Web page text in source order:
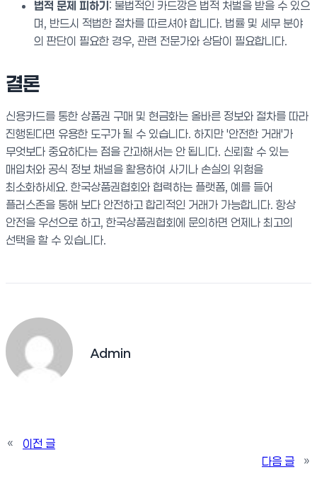
법적 문제 피하기: 불법적인 카드깡은 법적 처벌을 받을 수 있으
며, 반드시 적법한 절차를 따르셔야 합니다. 법률 및 세무 분야
의 판단이 필요한 경우, 관련 전문가와 상담이 필요합니다.
결론
신용카드를 통한 상품권 구매 및 현금화는 올바른 정보와 절차를 따라
진행된다면 유용한 도구가 될 수 있습니다. 하지만 '안전한 거래'가
무엇보다 중요하다는 점을 간과해서는 안 됩니다. 신뢰할 수 있는
매입처와 공식 정보 채널을 활용하여 사기나 손실의 위험을
최소화하세요. 한국상품권협회와 협력하는 플랫폼, 예를 들어
플러스존을 통해 보다 안전하고 합리적인 거래가 가능합니다. 항상
안전을 우선으로 하고, 한국상품권협회에 문의하면 언제나 최고의
선택을 할 수 있습니다.
Admin
«
이전 글
다음 글
»